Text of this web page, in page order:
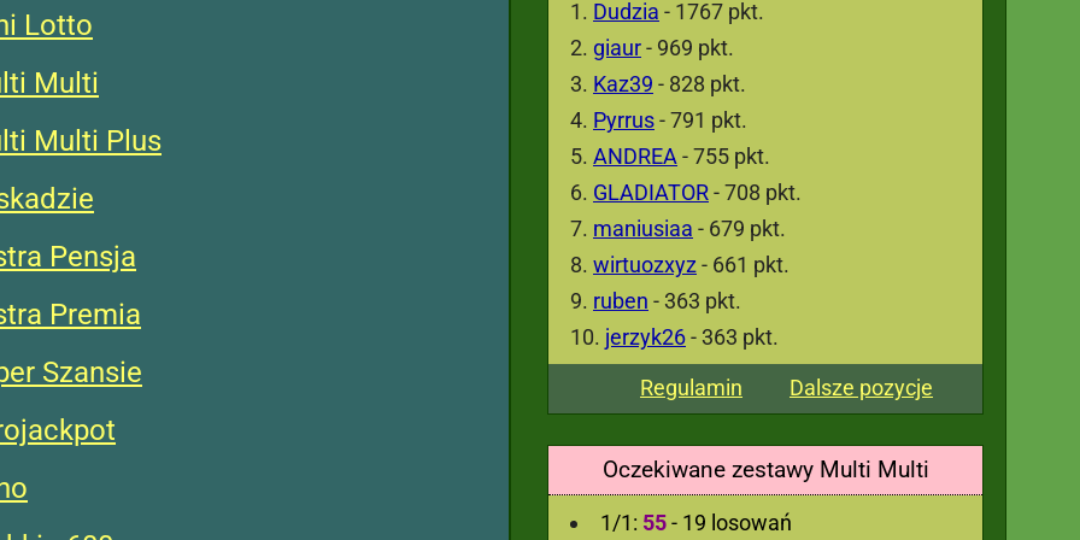
Dudzia - 1767 pkt.
giaur- 969 pkt.
Kaz39 - 828 pkt.
Pyrrus- 791 pkt.
ANDREA - 755 pkt.
GLADIATOR- 708 pkt.
maniusiaa - 679 pkt.
wirtuozxyz - 661 pkt.
ruben - 363 pkt.
jerzyk26- 363 pkt.
Regulamin
Dalsze pozycje
Oczekiwane zestawy Multi Multi
1/1: 55- 19 losowań
Lotto
Multi
Multi Plus
Pensja
Premia
Szansie